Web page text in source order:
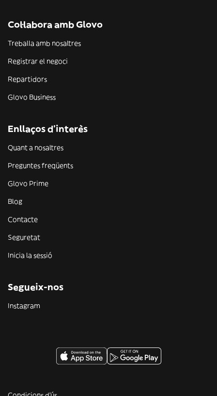
Col·labora amb Glovo
Treballa amb nosaltres
Registrar el negoci
Repartidors
Glovo Business
Enllaços d'interès
Quant a nosaltres
Preguntes freqüents
Glovo Prime
Blog
Contacte
Seguretat
Inicia la sessió
Segueix-nos
Instagram